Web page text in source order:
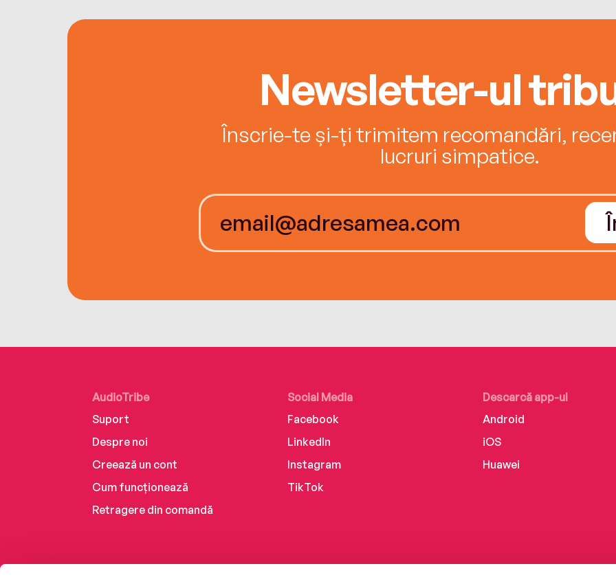
Newsletter-ul
Înscrie-te și-ți trimitem recomandări,
lucruri simpatice.
AudioTribe
Suport
Despre noi
Creează un cont
Cum funcționează
Retragere din comandă
Social Media
Facebook
LinkedIn
Instagram
TikTok
Descarcă app-ul
Android
iOS
Huawei